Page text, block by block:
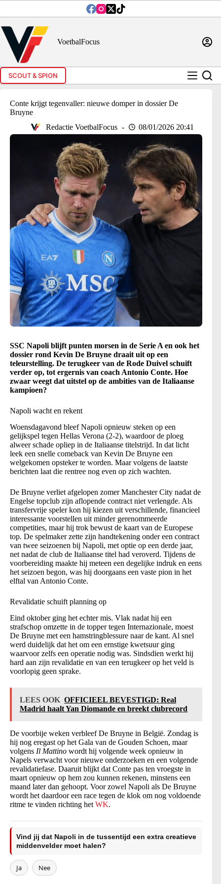
inhoud
VoetbalFocus
SCOUT & SPION
Conte krijgt tegenvaller: nieuwe domper in dossier De
Bruyne
Redactie VoetbalFocus
08/01/2026 20:41
SSC Napoli blijft punten morsen in de Serie A en ook het
dossier rond Kevin De Bruyne draait uit op een
teleurstelling. De terugkeer van de Rode Duivel schuift
verder op, tot ergernis van coach Antonio Conte. Hoe
zwaar weegt dat uitstel op de ambities van de Italiaanse
kampioen?
Napoli wacht en rekent
Woensdagavond bleef Napoli opnieuw steken op een
gelijkspel tegen Hellas Verona (2-2), waardoor de ploeg
alweer schade opliep in de Italiaanse titelstrijd. In dat licht
leek een snelle comeback van Kevin De Bruyne een
welgekomen opsteker te worden. Maar volgens de laatste
berichten laat die rentree nog even op zich wachten.
De Bruyne verliet afgelopen zomer Manchester City nadat de
Engelse topclub zijn aflopende contract niet verlengde. Als
transfervrije speler kon hij kiezen uit verschillende, financieel
interessante voorstellen uit minder gerenommeerde
competities, maar hij trok bewust de kaart van de Europese
top. De spelmaker zette zijn handtekening onder een contract
van twee seizoenen bij Napoli, met optie op een derde jaar,
net nadat de club de Italiaanse titel had veroverd. Tijdens de
voorbereiding maakte hij meteen een degelijke indruk en eens
het seizoen begon, was hij doorgaans een vaste pion in het
elftal van Antonio Conte.
Revalidatie schuift planning op
Eind oktober ging het echter mis. Vlak nadat hij een
strafschop omzette in de topper tegen Internazionale, moest
De Bruyne met een hamstringblessure naar de kant. Al snel
werd duidelijk dat het om een ernstige kwetsuur ging
waarvoor zelfs een operatie nodig was. Sindsdien werkt hij
hard aan zijn revalidatie en van een terugkeer op het veld is
voorlopig geen sprake.
LEES OOK OFFICIEEL BEVESTIGD: Real
Madrid haalt Yan Diomande en breekt clubrecord
De voorbije weken verbleef De Bruyne in België. Zondag is
hij nog eregast op het Gala van de Gouden Schoen, maar
volgens Il Mattino wordt hij volgende week opnieuw in
Napels verwacht voor nieuwe onderzoeken en een volgende
revalidatiefase. Daaruit blijkt dat Conte pas ten vroegste in
maart opnieuw op hem zou kunnen rekenen, minstens een
maand later dan gehoopt. Voor zowel Napoli als De Bruyne
wordt het daardoor een race tegen de klok om nog voldoende
ritme te vinden richting het WK.
Vind jij dat Napoli in de tussentijd een extra creatieve
middenvelder moet halen?
Ja Nee